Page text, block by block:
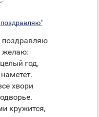
желаю:
год,
хвори
кружится,